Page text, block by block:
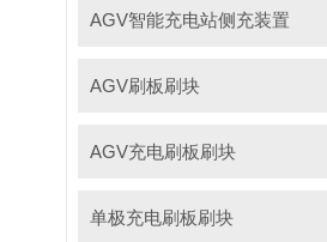
AGV智能充电站侧充装置
AGV刷板刷块
AGV充电刷板刷块
单极充电刷板刷块